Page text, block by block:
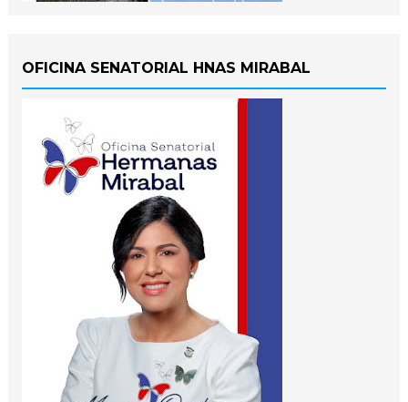
OFICINA SENATORIAL HNAS MIRABAL